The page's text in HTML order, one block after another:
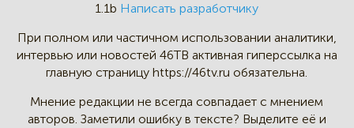
1.1b Написать разработчику
При полном или частичном использовании аналитики,
интервью или новостей 46TB активная гиперссылка на
главную страницу https://46tv.ru обязательна.
Мнение редакции не всегда совпадает с мнением
авторов. Заметили ошибку в тексте? Выделите её и